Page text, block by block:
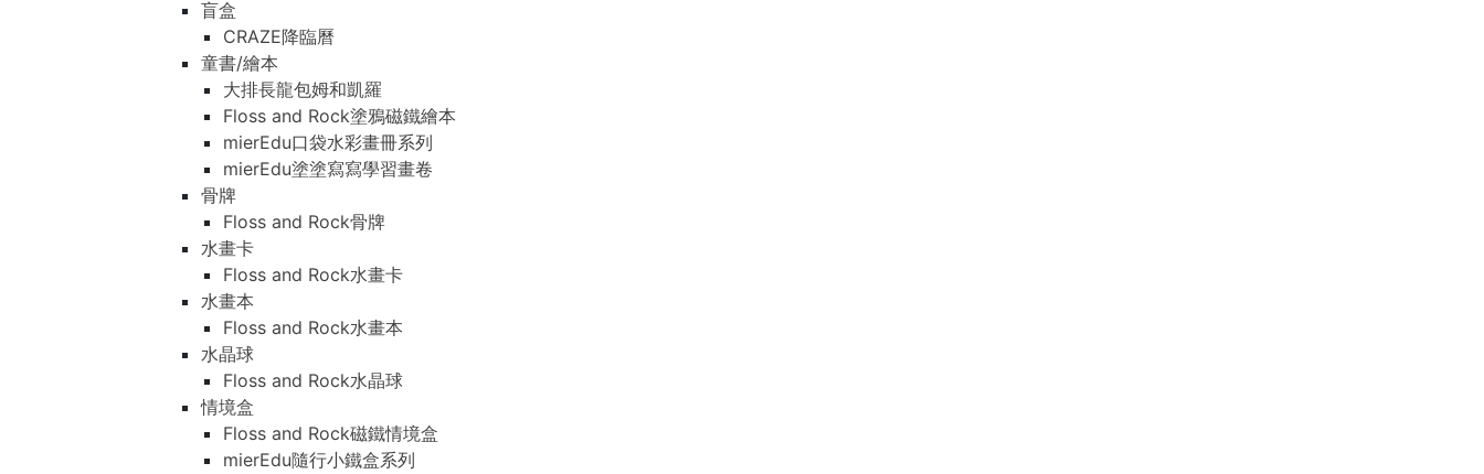
盲盒
CRAZE降臨曆
童書/繪本
大排長龍包姆和凱羅
Floss and Rock塗鴉磁鐵繪本
mierEdu口袋水彩畫冊系列
mierEdu塗塗寫寫學習畫卷
骨牌
Floss and Rock骨牌
水畫卡
Floss and Rock水畫卡
水畫本
Floss and Rock水畫本
水晶球
Floss and Rock水晶球
情境盒
Floss and Rock磁鐵情境盒
mierEdu隨行小鐵盒系列